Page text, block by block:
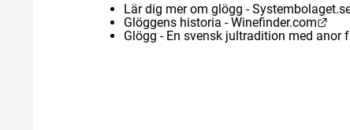
Lär dig mer om glögg -
Glöggens historia - Winefinder.com
Glögg - En svensk jultradition med anor